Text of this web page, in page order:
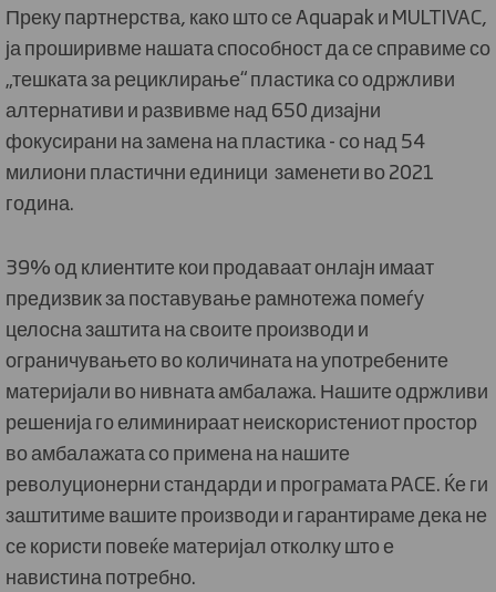
Преку партнерства, како што се Aquapak и MULTIVAC,
ја проширивме нашата способност да се справиме со
„тешката за рециклирање“ пластика со одржливи
алтернативи и развивме над 650 дизајни
фокусирани на замена на пластика - со над 54
милиони пластични единици заменети во 2021
година.
39% од клиентите кои продаваат онлајн имаат
предизвик за поставување рамнотежа помеѓу
целосна заштита на своите производи и
ограничувањето во количината на употребените
материјали во нивната амбалажа. Нашите одржливи
решенија го елиминираат неискористениот простор
во амбалажата со примена на нашите
револуционерни стандарди и програмата PACE. Ќе ги
заштитиме вашите производи и гарантираме дека не
се користи повеќе материјал отколку што е
навистина потребно.